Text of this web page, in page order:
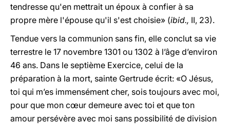
tendresse qu'en mettrait un époux à confier à sa
propre mère l'épouse qu'il s'est choisie» (ibid., II, 23).
Tendue vers la communion sans fin, elle conclut sa vie
terrestre le 17 novembre 1301 ou 1302 à l’âge d’environ
46 ans. Dans le septième Exercice, celui de la
préparation à la mort, sainte Gertrude écrit: «O Jésus,
toi qui m’es immensément cher, sois toujours avec moi,
pour que mon cœur demeure avec toi et que ton
amour persévère avec moi sans possibilité de division